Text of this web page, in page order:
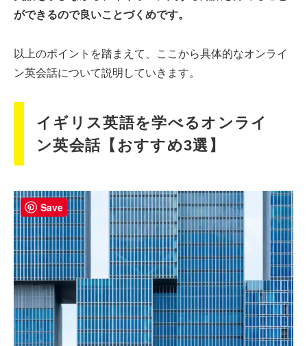
ができるので良いことづくめです。
以上のポイントを踏まえて、ここから具体的なオンライ
ン英会話について説明していきます。
イギリス英語を学べるオンライ
ン英会話【おすすめ3選】
Save